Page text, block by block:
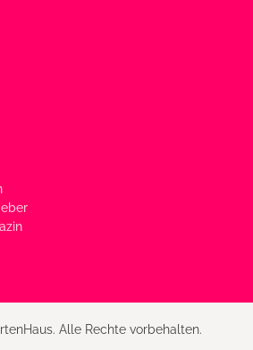
Alle Rechte vorbehalten.